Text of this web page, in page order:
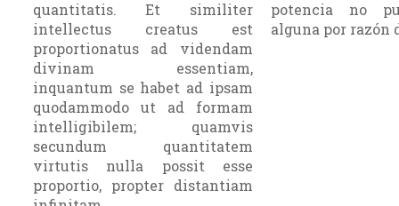
quantitatis. Et similiter
intellectus creatus est
proportionatus ad videndam
divinam essentiam,
inquantum se habet ad ipsam
quodammodo ut ad formam
intelligibilem; quamvis
secundum quantitatem
virtutis nulla possit esse
proportio, propter distantiam
potencia no
alguna por